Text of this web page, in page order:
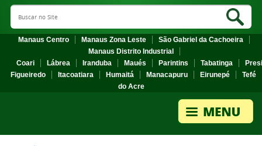
Search Site
Manaus Centro Manaus Zona Leste
São Gabriel da Cachoeira
Manaus Distrito Industrial
Coari
Lábrea Iranduba Maués Parintins Tabatinga
Figueiredo
Itacoatiara Humaitá Manacapuru Eirunepé
Tefé
do Acre